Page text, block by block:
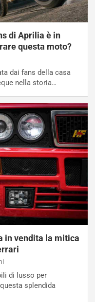
di Aprilia è in
questa moto?
dai fans della casa
nella storia…
in vendita la mitica
di lusso per
splendida